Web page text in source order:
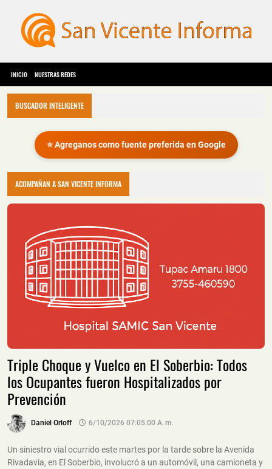
INICIO NUESTRAS REDES
BUSCADOR INTELIGENTE
⭐ Agreganos como fuente preferida en Google
ACOMPAÑAN A SAN VICENTE INFORMA
Triple Choque y Vuelco en El Soberbio: Todos
los Ocupantes fueron Hospitalizados por
Prevención
Daniel Orloff 6/10/2026 07:05:00 A. M.
Un siniestro vial ocurrido este martes por la tarde sobre la Avenida
Rivadavia, en El Soberbio, involucró a un automóvil, una camioneta y